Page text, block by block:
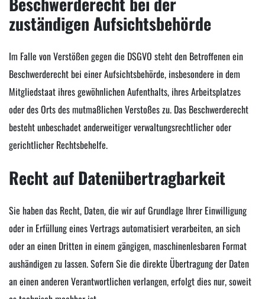
zuständigen Aufsichts­behörde
Im Falle von Verstößen gegen die DSGVO steht den Betroffenen ein
Beschwerderecht bei einer Aufsichtsbehörde, insbesondere in dem
Mitgliedstaat ihres gewöhnlichen Aufenthalts, ihres Arbeitsplatzes
oder des Orts des mutmaßlichen Verstoßes zu. Das Beschwerderecht
besteht unbeschadet anderweitiger verwaltungsrechtlicher oder
gerichtlicher Rechtsbehelfe.
Recht auf Daten­übertrag­barkeit
Sie haben das Recht, Daten, die wir auf Grundlage Ihrer Einwilligung
oder in Erfüllung eines Vertrags automatisiert verarbeiten, an sich
oder an einen Dritten in einem gängigen, maschinenlesbaren Format
aushändigen zu lassen. Sofern Sie die direkte Übertragung der Daten
an einen anderen Verantwortlichen verlangen, erfolgt dies nur, soweit